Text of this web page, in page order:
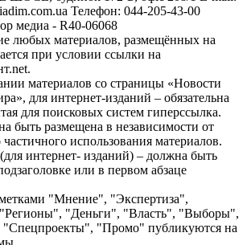
Телефон: 044-205-43-00
медиа - R40-06068
любых материалов, размещённых на
при условии ссылки на
материалов со страницы «Новости
для интернет-изданий – обязательна
для поисковых систем гиперссылка.
быть размещена в независимости от
использования материалов.
интернет- изданий) – должна быть
или в первом абзаце
"Мнение", "Экспертиза",
"Регионы", "Деньги", "Власть", "Выборы",
"Спецпроекты", "Промо" публикуются на